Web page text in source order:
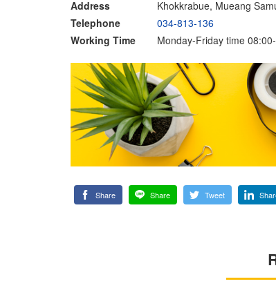
Address
Khokkrabue, Mueang
Telephone
034-813-136
Working Time
Monday-Friday time
Share Share Tweet